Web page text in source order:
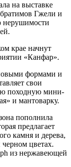
на выставке
Гжели и
нерушимости
крае начнут
«Канфар».
формами и
свои
походную мини-
и мантоварку.
пополнила
предлагает
камня и дерева,
цветах.
из нержавеющей